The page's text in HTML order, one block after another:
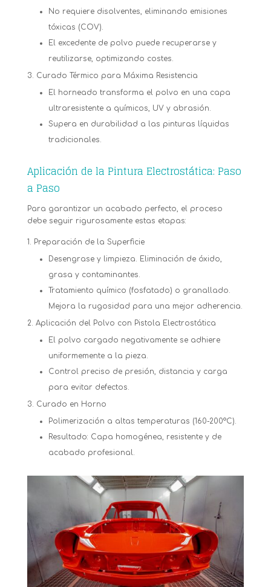
No requiere disolventes, eliminando emisiones
tóxicas (COV).
El excedente de polvo puede recuperarse y
reutilizarse, optimizando costes.
Curado Térmico para Máxima Resistencia
El horneado transforma el polvo en una capa
ultraresistente a químicos, UV y abrasión.
Supera en durabilidad a las pinturas líquidas
tradicionales.
Aplicación de la Pintura Electrostática: Paso
a Paso
Para garantizar un acabado perfecto, el proceso
debe seguir rigurosamente estas etapas:
Preparación de la Superficie
Desengrase y limpieza. Eliminación de óxido,
grasa y contaminantes.
Tratamiento químico (fosfatado) o granallado.
Mejora la rugosidad para una mejor adherencia.
Aplicación del Polvo con Pistola Electrostática
El polvo cargado negativamente se adhiere
uniformemente a la pieza.
Control preciso de presión, distancia y carga
para evitar defectos.
Curado en Horno
Polimerización a altas temperaturas (160-200°C).
Resultado: Capa homogénea, resistente y de
acabado profesional.